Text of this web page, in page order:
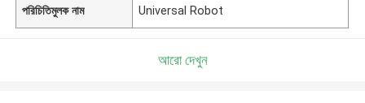
পরিচিতিমুলক নাম Universal Robot
আরো দেখুন